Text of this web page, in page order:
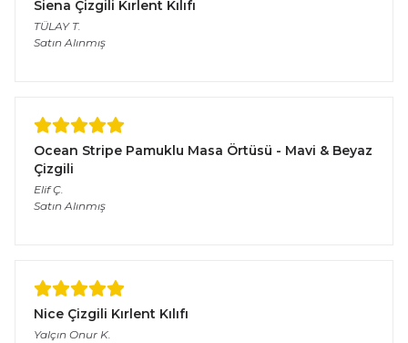
Siena Çizgili Kırlent Kılıfı
TÜLAY T.
Satın Alınmış
Ocean Stripe Pamuklu Masa Örtüsü - Mavi & Beyaz
Çizgili
Elif Ç.
Satın Alınmış
Nice Çizgili Kırlent Kılıfı
Yalçın Onur K.